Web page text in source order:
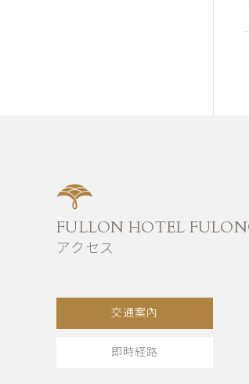
FULLON HOTEL
アクセス
交通案內
即時経路